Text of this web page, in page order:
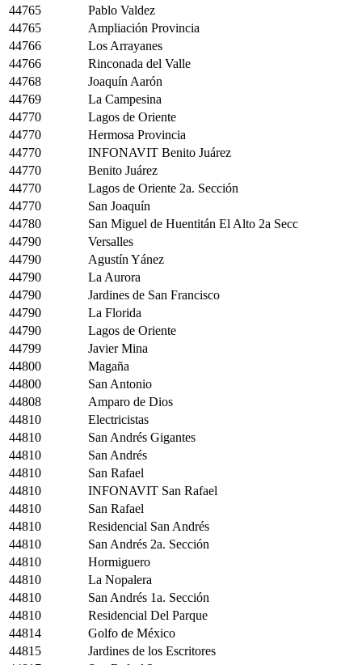
44765
Pablo Valdez
44765
Ampliación Provincia
44766
Los Arrayanes
44766
Rinconada del Valle
44768
Joaquín Aarón
44769
La Campesina
44770
Lagos de Oriente
44770
Hermosa Provincia
44770
INFONAVIT Benito Juárez
44770
Benito Juárez
44770
Lagos de Oriente 2a. Sección
44770
San Joaquín
44780
San Miguel de Huentitán El Alto 2a Secc
44790
Versalles
44790
Agustín Yánez
44790
La Aurora
44790
Jardines de San Francisco
44790
La Florida
44790
Lagos de Oriente
44799
Javier Mina
44800
Magaña
44800
San Antonio
44808
Amparo de Dios
44810
Electricistas
44810
San Andrés Gigantes
44810
San Andrés
44810
San Rafael
44810
INFONAVIT San Rafael
44810
San Rafael
44810
Residencial San Andrés
44810
San Andrés 2a. Sección
44810
Hormiguero
44810
La Nopalera
44810
San Andrés 1a. Sección
44810
Residencial Del Parque
44814
Golfo de México
44815
Jardines de los Escritores